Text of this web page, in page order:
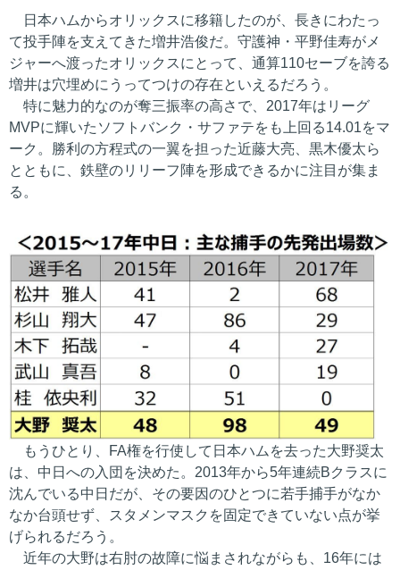
日本ハムからオリックスに移籍したのが、長きにわたっ
て投手陣を支えてきた増井浩俊だ。守護神・平野佳寿がメ
ジャーへ渡ったオリックスにとって、通算110セーブを誇る
増井は穴埋めにうってつけの存在といえるだろう。
特に魅力的なのが奪三振率の高さで、2017年はリーグ
MVPに輝いたソフトバンク・サファテをも上回る14.01をマ
ーク。勝利の方程式の一翼を担った近藤大亮、黒木優太ら
とともに、鉄壁のリリーフ陣を形成できるかに注目が集ま
る。
もうひとり、FA権を行使して日本ハムを去った大野奨太
は、中日への入団を決めた。2013年から5年連続Bクラスに
沈んでいる中日だが、その要因のひとつに若手捕手がなか
なか台頭せず、スタメンマスクを固定できていない点が挙
げられるだろう。
近年の大野は右肘の故障に悩まされながらも、16年には